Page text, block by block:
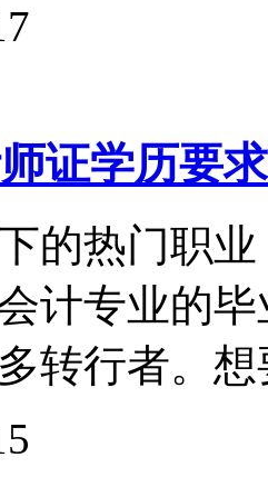
证学历要
的热门职
计专业的
转行者。